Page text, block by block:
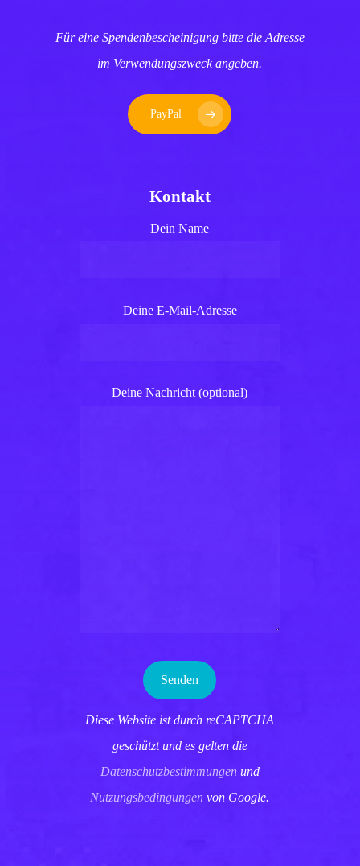
Für eine Spendenbescheinigung bitte die Adresse
im Verwendungszweck angeben.
PayPal
Kontakt
Dein Name
Deine E-Mail-Adresse
Deine Nachricht (optional)
Diese Website ist durch reCAPTCHA
geschützt und es gelten die
Datenschutzbestimmungenund
Nutzungsbedingungen von Google.